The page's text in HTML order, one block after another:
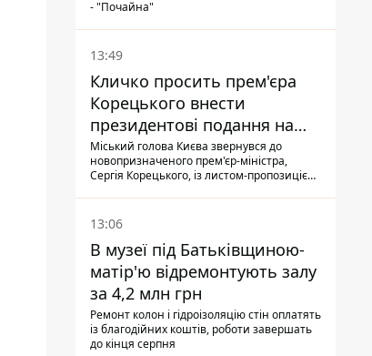
- "Почайна"
13:49
Кличко просить прем'єра
Корецького внести
президентові подання на
звільнення володаря
Троєщини Бахматова
Міський голова Києва звернувся до
новопризначеного прем'єр-міністра,
Сергія Корецького, із листом-пропозицією
13:06
В музеї під Батьківщиною-
матір'ю відремонтують залу
за 4,2 млн грн
Ремонт колон і гідроізоляцію стін оплатять
із благодійних коштів, роботи завершать
до кінця серпня